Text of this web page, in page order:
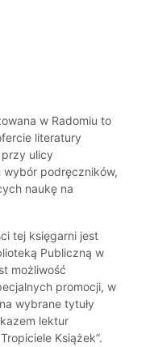
w Radomiu to
literatury
ulicy
wybór podręczników,
naukę na
tej księgarni jest
Publiczną w
możliwość
promocji, w
wybrane tytuły
lektur
Książek”.